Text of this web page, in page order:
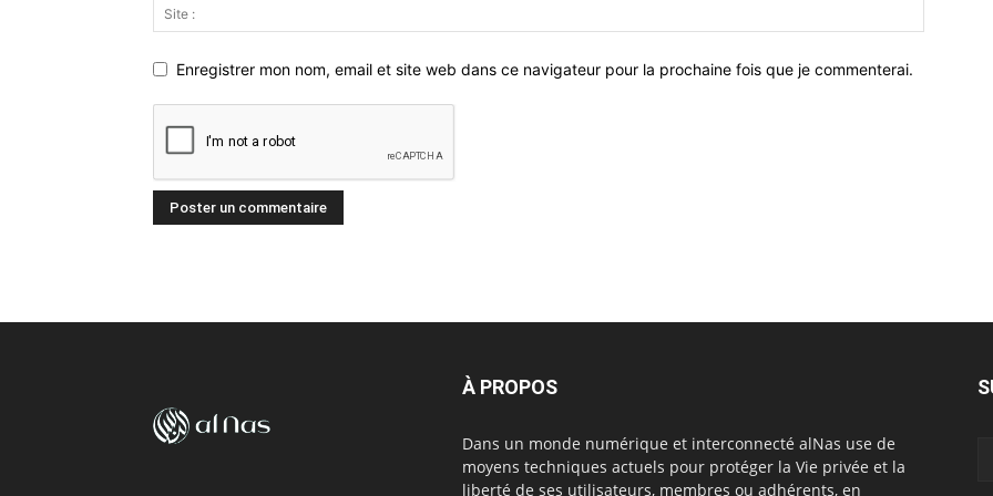
Enregistrer mon nom, email et site web dans ce navigateur pour la prochaine fois que je commenterai.
À PROPOS
Dans un monde numérique et interconnecté alNas use de
moyens techniques actuels pour protéger la Vie privée et la
liberté de ses utilisateurs, membres ou adhérents, en